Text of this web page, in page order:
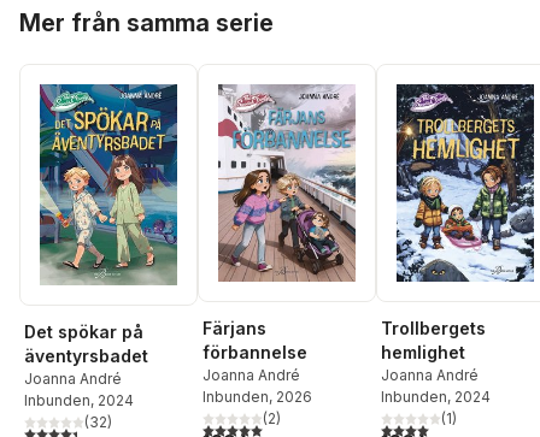
Mer från samma serie
Det spökar på
äventyrsbadet
Joanna André
Inbunden, 2024
4,4utav 5 stjärnor. Totalt antal röster:
(32)
Färjans
förbannelse
Joanna André
Inbunden, 2026
5,0utav 5 stjärnor. Totalt antal röster:
(2)
Trollbergets
hemlighet
Joanna André
Inbunden, 2024
4,0utav 5 stjärnor.
(1)